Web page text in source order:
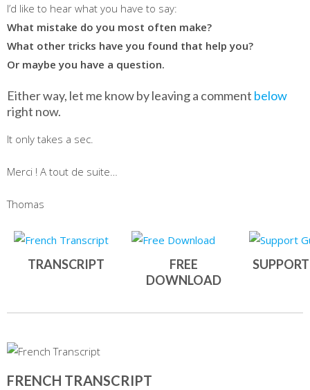
I’d like to hear what you have to say:
What mistake do you most often make?
What other tricks have you found that help you?
Or maybe you have a question.
Either way, let me know by leaving a comment below
right now.
It only takes a sec.
Merci ! A tout de suite…
Thomas
TRANSCRIPT
FREE
DOWNLOAD
FRENCH TRANSCRIPT